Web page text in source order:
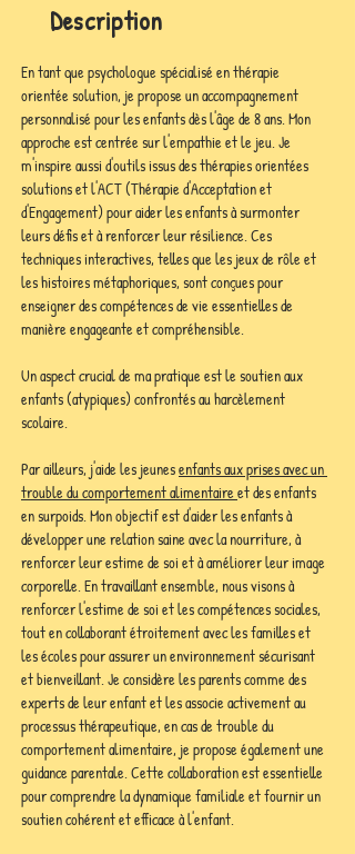
Description
En tant que psychologue spécialisé en thérapie
orientée solution, je propose un accompagnement
personnalisé pour les enfants dès l'âge de 8 ans. Mon
approche est centrée sur l'empathie et le jeu. Je
m'inspire aussi d'outils issus des thérapies orientées
solutions et l'ACT (Thérapie d'Acceptation et
d'Engagement) pour aider les enfants à surmonter
leurs défis et à renforcer leur résilience. Ces
techniques interactives, telles que les jeux de rôle et
les histoires métaphoriques, sont conçues pour
enseigner des compétences de vie essentielles de
manière engageante et compréhensible.
Un aspect crucial de ma pratique est le soutien aux
enfants (atypiques) confrontés au harcèlement
scolaire.
Par ailleurs, j'aide les jeunes enfants aux prises avec un
trouble du comportement alimentaire et des enfants
en surpoids. Mon objectif est d'aider les enfants à
développer une relation saine avec la nourriture, à
renforcer leur estime de soi et à améliorer leur image
corporelle. En travaillant ensemble, nous visons à
renforcer l'estime de soi et les compétences sociales,
tout en collaborant étroitement avec les familles et
les écoles pour assurer un environnement sécurisant
et bienveillant. Je considère les parents comme des
experts de leur enfant et les associe activement au
processus thérapeutique, en cas de trouble du
comportement alimentaire, je propose également une
guidance parentale. Cette collaboration est essentielle
pour comprendre la dynamique familiale et fournir un
soutien cohérent et efficace à l'enfant.